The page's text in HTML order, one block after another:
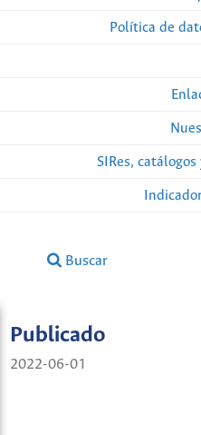
Política de
SIRes,
Buscar
Publicado
2022-06-01